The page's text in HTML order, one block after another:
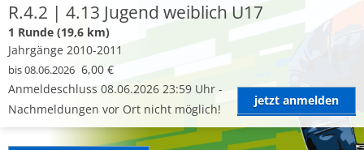
R.4.2 | 4.13 Jugend weiblich U17
1 Runde (19,6 km)
Jahrgänge 2010-2011
bis 08.06.2026 6,00 €
Anmeldeschluss 08.06.2026 23:59 Uhr -
Nachmeldungen vor Ort nicht möglich!
jetzt anmelden